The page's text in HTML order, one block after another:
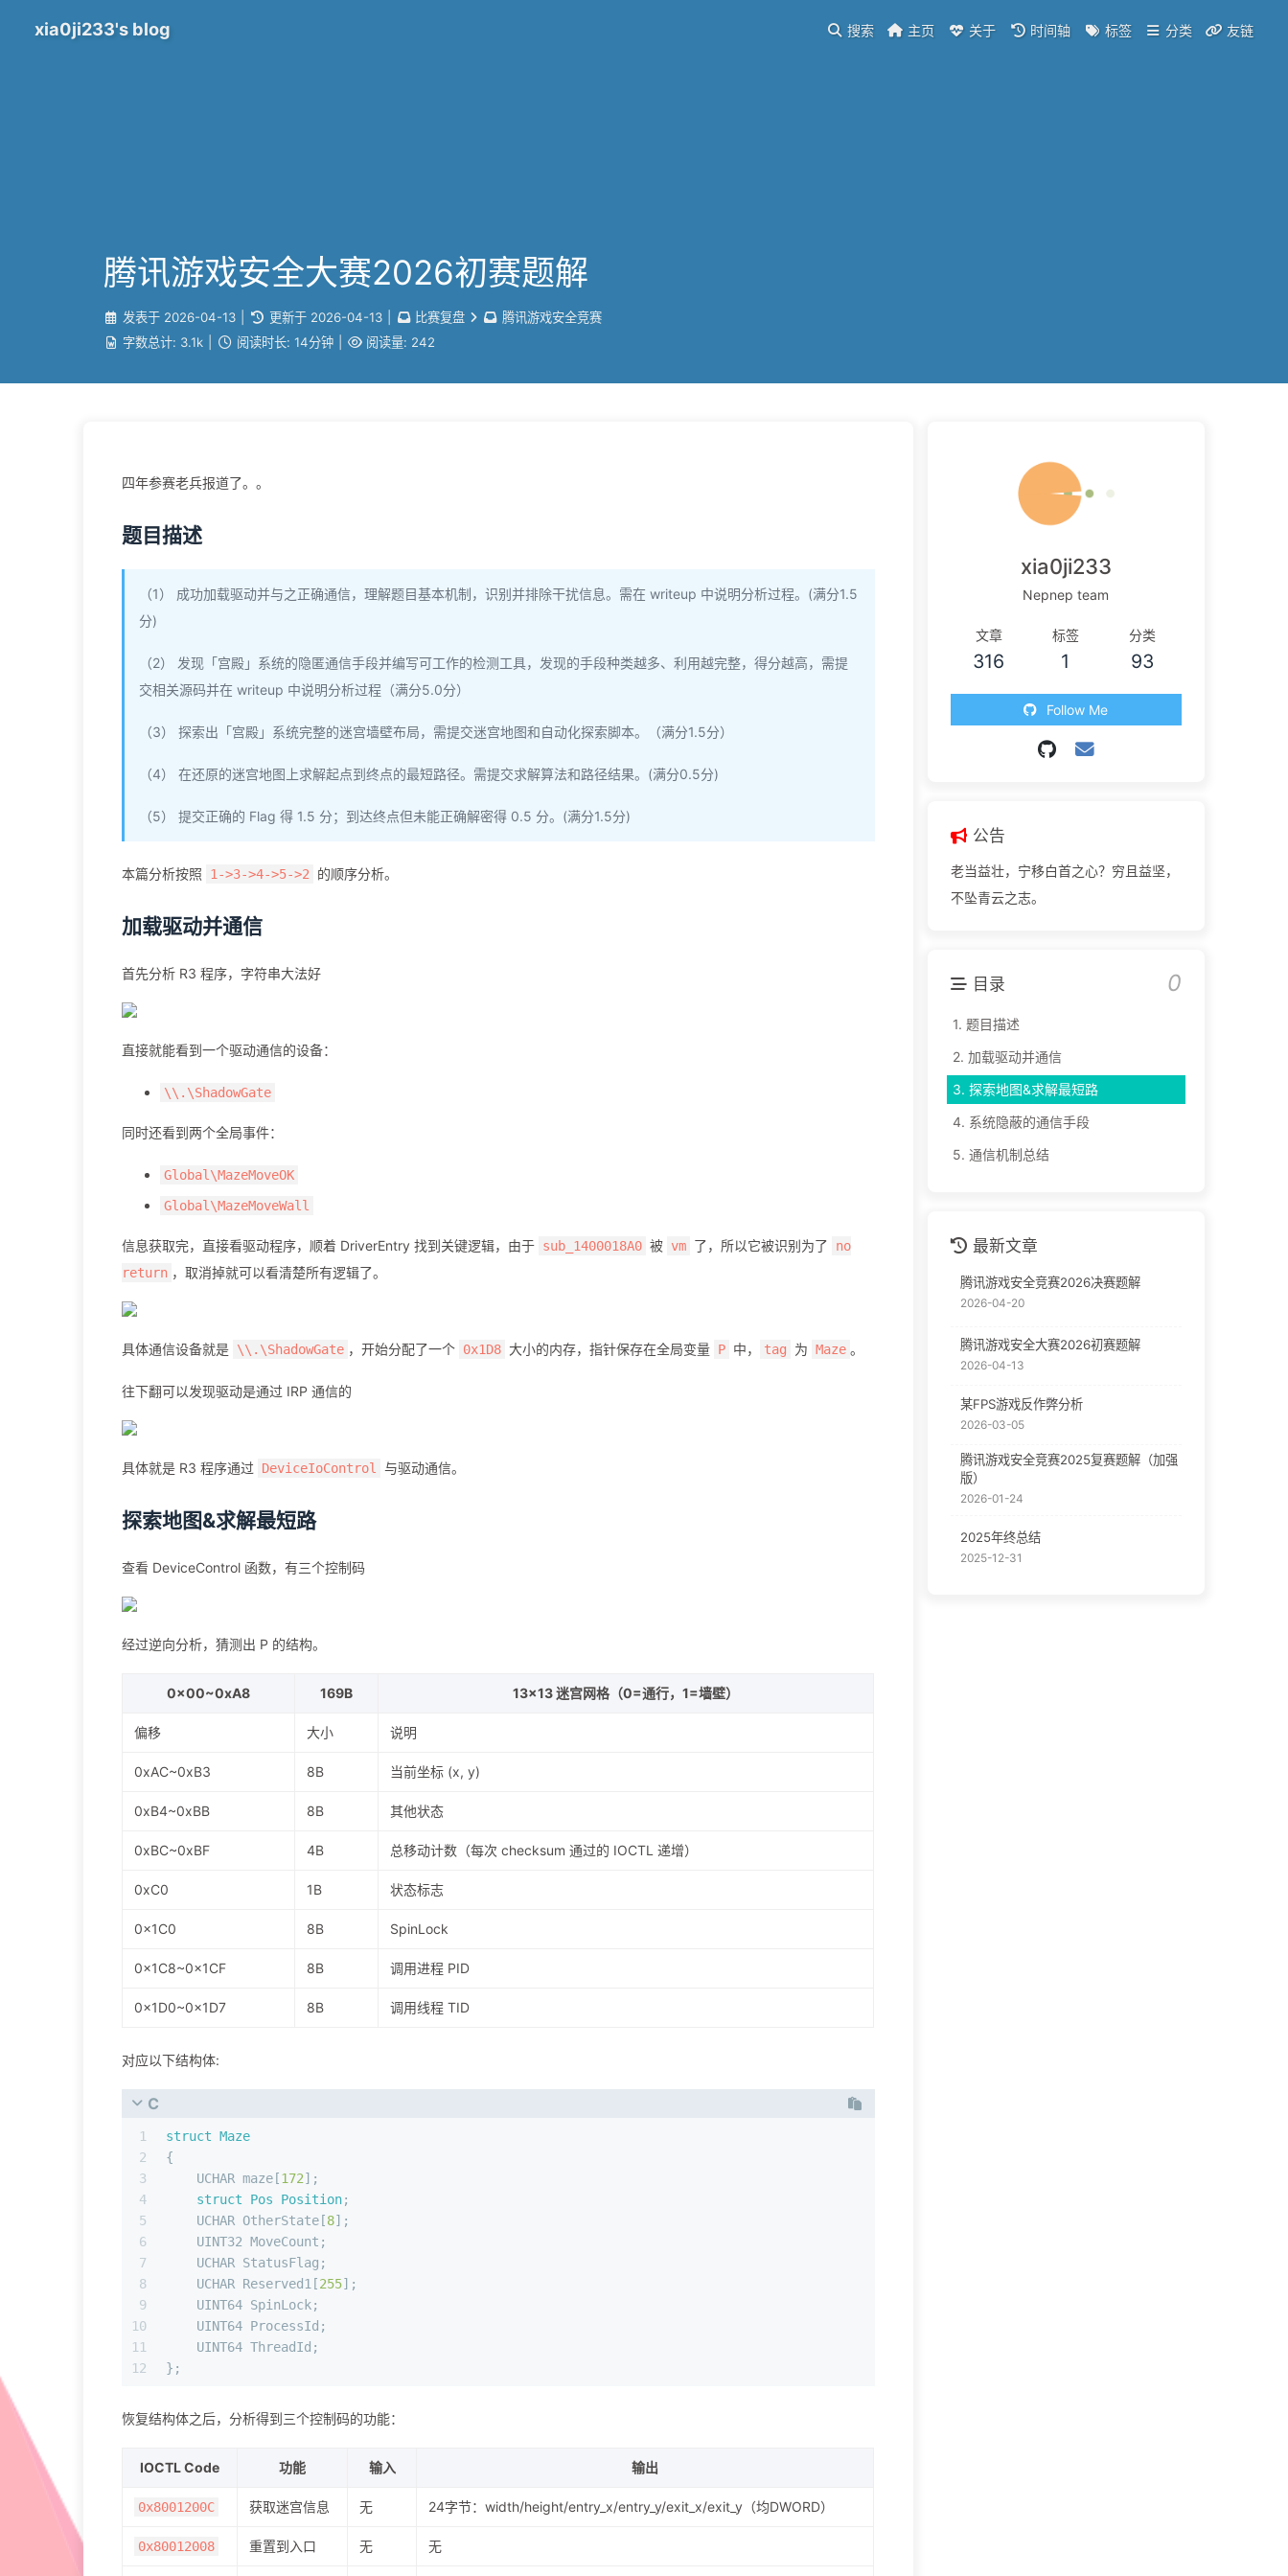
xia0ji233's blog 搜索 主页 关于 时间轴 标签 分类 友链
腾讯游戏安全大赛2026初赛题解
发表于 2026-04-13 更新于 2026-04-13 比赛复盘
腾讯游戏安全竞赛
字数总计: 3.1k 阅读时长: 14分钟 阅读量: 242
四年参赛老兵报道了。。
题目描述
（1） 成功加载驱动并与之正确通信，理解题目基本机制，识别并排除干扰信息。需在 writeup 中说明分析过程。(满分1.5
分)
（2） 发现「宫殿」系统的隐匿通信手段并编写可工作的检测工具，发现的手段种类越多、利用越完整，得分越高，需提
交相关源码并在 writeup 中说明分析过程（满分5.0分）
（3） 探索出「宫殿」系统完整的迷宫墙壁布局，需提交迷宫地图和自动化探索脚本。（满分1.5分）
（4） 在还原的迷宫地图上求解起点到终点的最短路径。需提交求解算法和路径结果。(满分0.5分)
（5） 提交正确的 Flag 得 1.5 分；到达终点但未能正确解密得 0.5 分。(满分1.5分)
本篇分析按照 1->3->4->5->2 的顺序分析。
加载驱动并通信
首先分析 R3 程序，字符串大法好
直接就能看到一个驱动通信的设备：
\\.\ShadowGate
同时还看到两个全局事件：
Global\MazeMoveOK
Global\MazeMoveWall
信息获取完，直接看驱动程序，顺着 DriverEntry 找到关键逻辑，由于 sub_1400018A0 被 vm 了，所以它被识别为了
no
return ，取消掉就可以看清楚所有逻辑了。
具体通信设备就是 \\.\ShadowGate ，开始分配了一个 0x1D8 大小的内存，指针保存在全局变量 P 中， tag 为 Maze 。
往下翻可以发现驱动是通过 IRP 通信的
具体就是 R3 程序通过 DeviceIoControl 与驱动通信。
探索地图&求解最短路
查看 DeviceControl 函数，有三个控制码
经过逆向分析，猜测出 P 的结构。
0x00~0xA8 169B 13×13 迷宫网格（0=通行，1=墙壁）
偏移 大小 说明
0xAC~0xB3 8B 当前坐标 (x, y)
0xB4~0xBB 8B 其他状态
0xBC~0xBF 4B 总移动计数（每次 checksum 通过的 IOCTL 递增）
0xC0 1B 状态标志
0x1C0 8B SpinLock
0x1C8~0x1CF 8B 调用进程 PID
0x1D0~0x1D7 8B 调用线程 TID
对应以下结构体:
C
1
2
3
4
5
6
7
8
9
10
11
12
struct Maze
{
    UCHAR maze[
172];
struct
Pos Position;
    UCHAR OtherState[
8];
    UINT32 MoveCount;
    UCHAR StatusFlag;
    UCHAR Reserved1[
255];
    UINT64 SpinLock;
    UINT64 ProcessId;
    UINT64 ThreadId;
};
恢复结构体之后，分析得到三个控制码的功能：
IOCTL Code 功能 输入 输出
0x8001200C 获取迷宫信息 无 24字节：width/height/entry_x/entry_y/exit_x/exit_y（均DWORD）
0x80012008 重置到入口 无 无
xia0ji233
Nepnep team
文章
316
标签
1
分类
93
Follow Me
公告
老当益壮，宁移白首之心？穷且益坚，
不坠青云之志。
目录 0
1. 题目描述
2. 加载驱动并通信
3. 探索地图&求解最短路
4. 系统隐蔽的通信手段
5. 通信机制总结
最新文章
腾讯游戏安全竞赛2026决赛题解
2026-04-20
腾讯游戏安全大赛2026初赛题解
2026-04-13
某FPS游戏反作弊分析
2026-03-05
腾讯游戏安全竞赛2025复赛题解（加强
版）
2026-01-24
2025年终总结
2025-12-31